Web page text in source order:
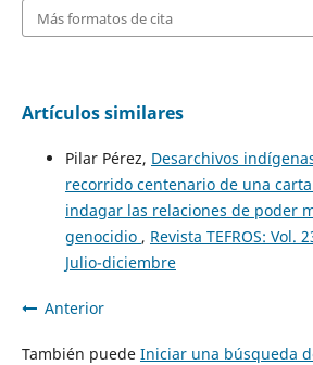
Más formatos de cita
Artículos similares
Pilar Pérez, Desarchivos
recorrido centenario de una
indagar las relaciones de poder
genocidio , Revista TEFROS: Vol.
Julio-diciembre
Anterior
También puede Iniciar una búsqueda